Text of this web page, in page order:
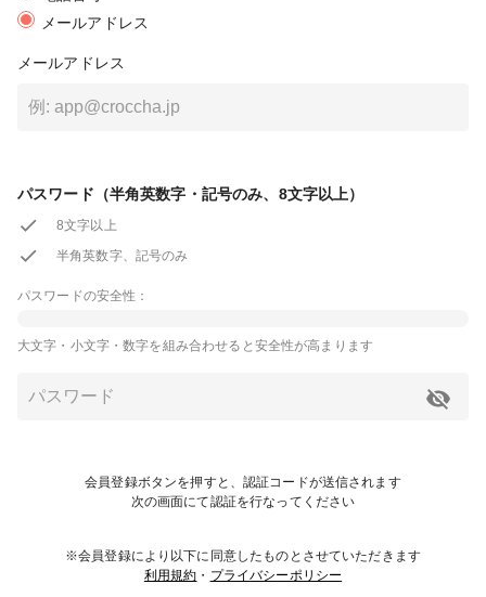
メールアドレス
メールアドレス
パスワード（半角英数字・記号のみ、8文字以上）
8文字以上
半角英数字、記号のみ
パスワードの安全性：
大文字・小文字・数字を組み合わせると安全性が高まります
会員登録ボタンを押すと、認証コードが送信されます
次の画面にて認証を行なってください
※会員登録により以下に同意したものとさせていただきます
利用規約 ・ プライバシーポリシー